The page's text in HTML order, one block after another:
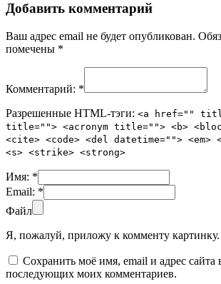
Добавить комментарий
Ваш адрес email не будет опубликован.
помечены *
Комментарий: *
Разрешенные HTML-тэги: <a href=""
title=""> <acronym title=""> <b>
<cite> <code> <del datetime="">
<s> <strike> <strong>
Имя: *
Email: *
Файл
Я, пожалуй, приложу к комменту картинку.
Сохранить моё имя, email и адрес сайта
последующих моих комментариев.